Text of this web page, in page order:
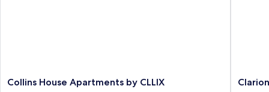
Collins
Collins House Apartments by CLLIX
Clarion